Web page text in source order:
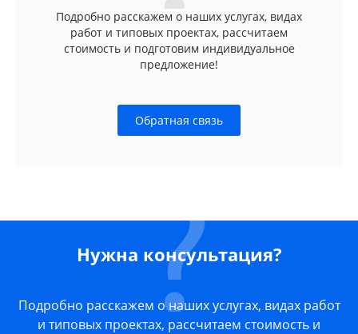
Подробно расскажем о наших услугах, видах
работ и типовых проектах, рассчитаем
стоимость и подготовим индивидуальное
предложение!
Обратная связь
Нужна консультация?
Подробно расскажем о наших услугах, видах работ
и типовых проектах, рассчитаем стоимость и